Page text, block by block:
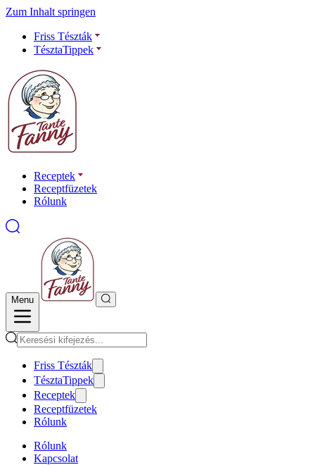
Zum Inhalt springen
Friss Tészták
TésztaTippek
Receptek
Receptfüzetek
Rólunk
Menu
Friss Tészták
TésztaTippek
Receptek
Receptfüzetek
Rólunk
Rólunk
Kapcsolat